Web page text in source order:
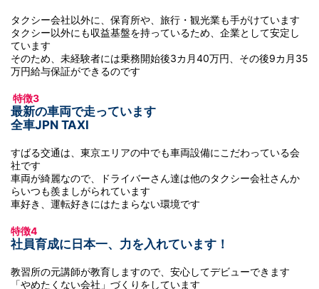
タクシー会社以外に、保育所や、旅行・観光業も手がけています
タクシー以外にも収益基盤を持っているため、企業として安定し
ています
そのため、未経験者には乗務開始後3カ月40万円、その後9カ月35
万円給与保証ができるのです
特徴3
最新の車両で走っています
全車JPN TAXI
すばる交通は、東京エリアの中でも車両設備にこだわっている会
社です
車両が綺麗なので、ドライバーさん達は他のタクシー会社さんか
らいつも羨ましがられています
車好き、運転好きにはたまらない環境です
特徴4
社員育成に日本一、力を入れています！
教習所の元講師が教育しますので、安心してデビューできます
「やめたくない会社」づくりをしています